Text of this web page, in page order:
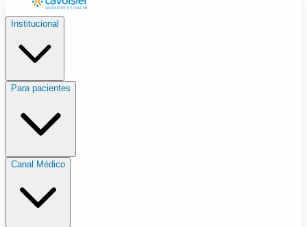
Institucional
Para pacientes
Canal Médico